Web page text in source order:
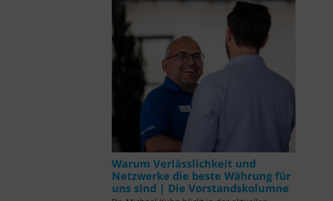
Warum Verlässlichkeit und
Netzwerke die beste Währung für
uns sind | Die Vorstandskolumne